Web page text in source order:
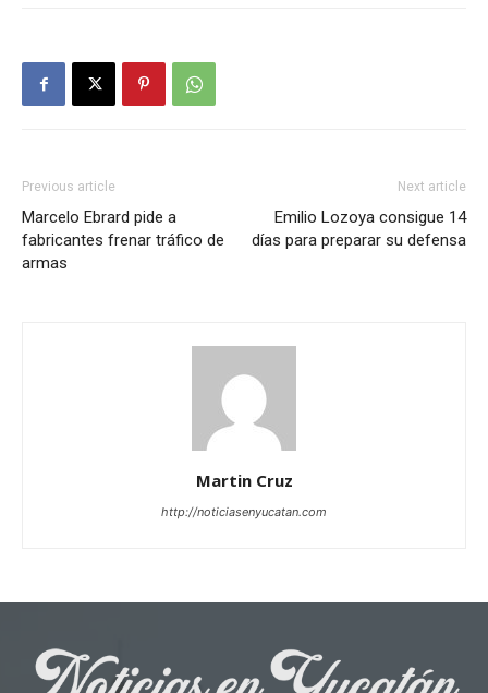
Previous article
Marcelo Ebrard pide a
fabricantes frenar tráfico de
armas
Next article
Emilio Lozoya consigue 14
días para preparar su defensa
Martin Cruz
http://noticiasenyucatan.com